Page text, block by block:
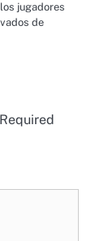
jugadores
de
Required